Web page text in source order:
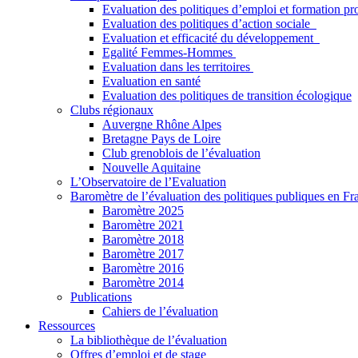
Evaluation des politiques d’emploi et formation
Evaluation des politiques d’action sociale
Evaluation et efficacité du développement
Egalité Femmes-Hommes
Evaluation dans les territoires
Evaluation en santé
Evaluation des politiques de transition écologique
Clubs régionaux
Auvergne Rhône Alpes
Bretagne Pays de Loire
Club grenoblois de l’évaluation
Nouvelle Aquitaine
L’Observatoire de l’Evaluation
Baromètre de l’évaluation des politiques publiques en
Baromètre 2025
Baromètre 2021
Baromètre 2018
Baromètre 2017
Baromètre 2016
Baromètre 2014
Publications
Cahiers de l’évaluation
Ressources
La bibliothèque de l’évaluation
Offres d’emploi et de stage